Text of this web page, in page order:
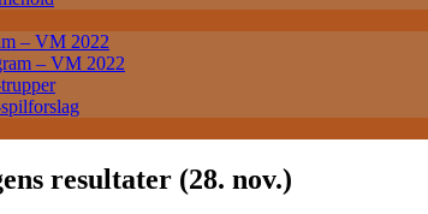
– VM 2022
– VM 2022
resultater (28. nov.)